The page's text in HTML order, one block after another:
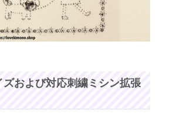
ズおよび対応刺繍ミシン拡張